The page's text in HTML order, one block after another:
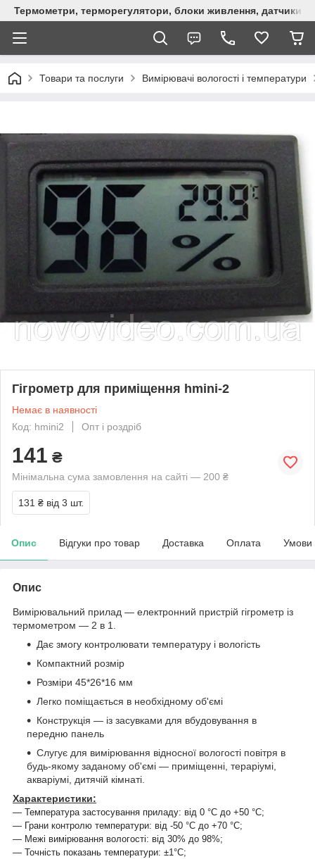
Термометри, терморегулятори, блоки живлення, датчики,
Товари та послуги Вимірювачі вологості і температури
Гігрометр для приміщення hmini-2
Немає в наявності
Код: hmini2
Опт і роздріб
141 ₴
Мінімальна сума замовлення на сайті — 200 ₴
131 ₴ від 3 шт.
Опис Відгуки про товар Доставка Оплата Умови
Опис
Вимірювальний прилад — електронний пристрій гігрометр із
термометром — 2 в 1.
Дає змогу контролювати температуру і вологість
Компактний розмір
Розміри 45*26*16 мм
Легко поміщається в необхідному об'ємі
Конструкція — із засувками для вбудовування в
передню панель
Слугує для вимірювання відносної вологості повітря в
будь-якому заданому об'ємі — приміщенні, тераріумі,
акваріумі, дитячій кімнаті.
Характеристики:
― Температура застосування приладу: від 0 °C до +50 °C;
― Грани контролю температури: від -50 °C до +70 °C;
― Межі вимірювання вологості: від 30% до 98%;
― Точність показань температури: ±1°C;